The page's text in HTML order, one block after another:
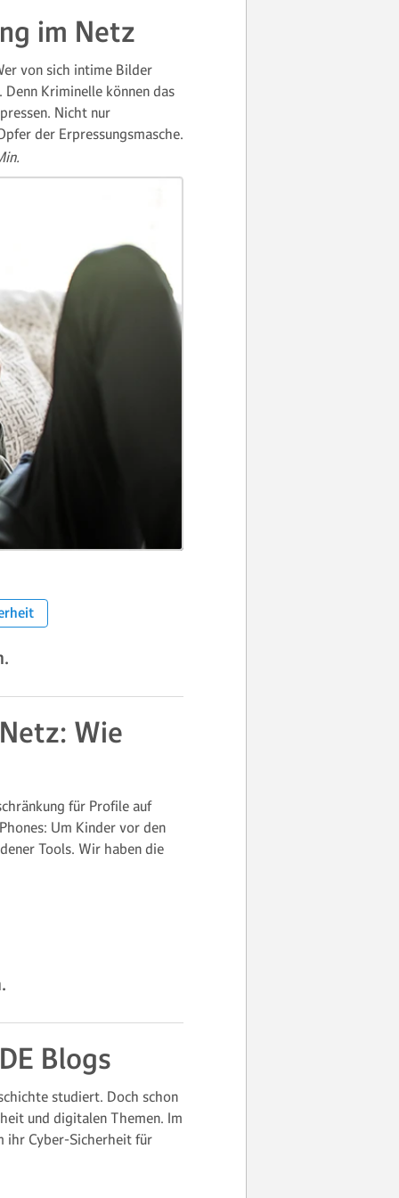
im Netz
von sich intime Bilder
Kriminelle können das
Nicht nur
der Erpressungsmasche.
Wie
für Profile auf
Um Kinder vor den
Tools. Wir haben die
Blogs
studiert. Doch schon
und digitalen Themen. Im
ihr Cyber-Sicherheit für